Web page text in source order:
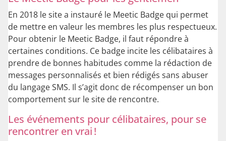
En 2018 le site a instauré le Meetic Badge qui permet
de mettre en valeur les membres les plus respectueux.
Pour obtenir le Meetic Badge, il faut répondre à
certaines conditions. Ce badge incite les célibataires à
prendre de bonnes habitudes comme la rédaction de
messages personnalisés et bien rédigés sans abuser
du langage SMS. Il s’agit donc de récompenser un bon
comportement sur le site de rencontre.
Les événements pour célibataires, pour se
rencontrer en vrai !